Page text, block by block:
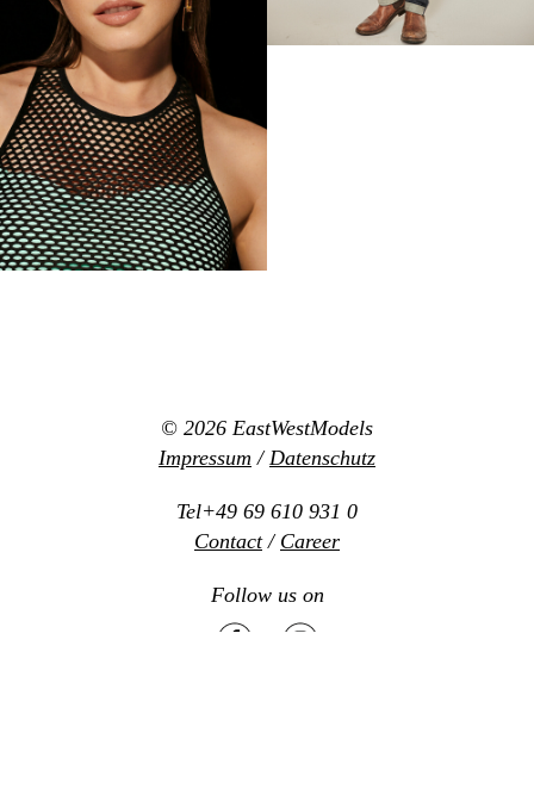
© 2026 EastWestModels
Impressum /Datenschutz
Tel+49 69 610 931 0
Contact/ Career
Follow us on